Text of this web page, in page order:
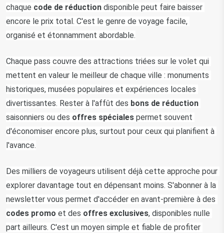
chaque code de réduction disponible peut faire baisser
encore le prix total. C'est le genre de voyage facile,
organisé et étonnamment abordable.
Chaque pass couvre des attractions triées sur le volet qui
mettent en valeur le meilleur de chaque ville : monuments
historiques, musées populaires et expériences locales
divertissantes. Rester à l'affût des bons de réduction
saisonniers ou des offres spéciales permet souvent
d'économiser encore plus, surtout pour ceux qui planifient à
l'avance.
Des milliers de voyageurs utilisent déjà cette approche pour
explorer davantage tout en dépensant moins. S'abonner à la
codes promo et des offres exclusives, disponibles nulle
part ailleurs. C'est un moyen simple et fiable de profiter